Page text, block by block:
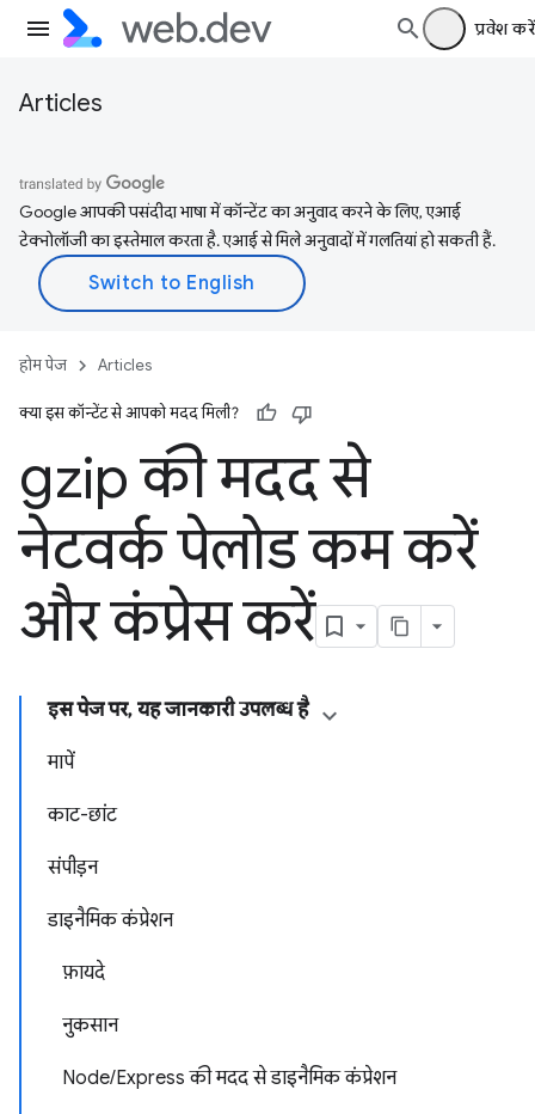
प्रवेश करें
Articles
Google आपकी पसंदीदा भाषा में कॉन्टेंट का अनुवाद करने के लिए, एआई
टेक्नोलॉजी का इस्तेमाल करता है. एआई से मिले अनुवादों में गलतियां हो सकती हैं.
होम पेज Articles
क्या इस कॉन्टेंट से आपको मदद मिली?
gzip की मदद से
नेटवर्क पेलोड कम करें
और कंप्रेस करें
इस पेज पर, यह जानकारी उपलब्ध है
मापें
काट-छांट
संपीड़न
डाइनैमिक कंप्रेशन
फ़ायदे
नुकसान
Node/Express की मदद से डाइनैमिक कंप्रेशन